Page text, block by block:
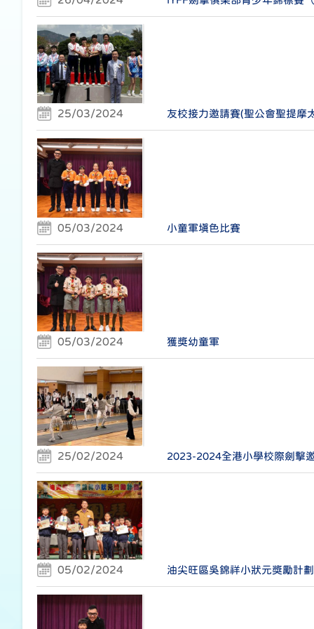
25/03/2024 友校接力邀請賽(聖公會聖提摩
05/03/2024 小童軍填色比賽
05/03/2024 獲獎幼童軍
25/02/2024 2023-2024全港小學校際劍擊
05/02/2024 油尖旺區吳錦祥小狀元獎勵計劃